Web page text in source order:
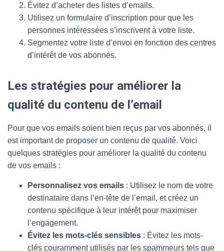
Évitez d’acheter des listes d’emails.
Utilisez un formulaire d’inscription pour que les
personnes intéressées s’inscrivent à votre liste.
Segmentez votre liste d’envoi en fonction des centres
d’intérêt de vos abonnés.
Les stratégies pour améliorer la
qualité du contenu de l’email
Pour que vos emails soient bien reçus par vos abonnés, il
est important de proposer un contenu de qualité. Voici
quelques stratégies pour améliorer la qualité du contenu
de vos emails :
Personnalisez vos emails : Utilisez le nom de votre
destinataire dans l’en-tête de l’email, et créez un
contenu spécifique à leur intérêt pour maximiser
l’engagement.
Évitez les mots-clés sensibles : Évitez les mots-
clés couramment utilisés par les spammeurs tels que